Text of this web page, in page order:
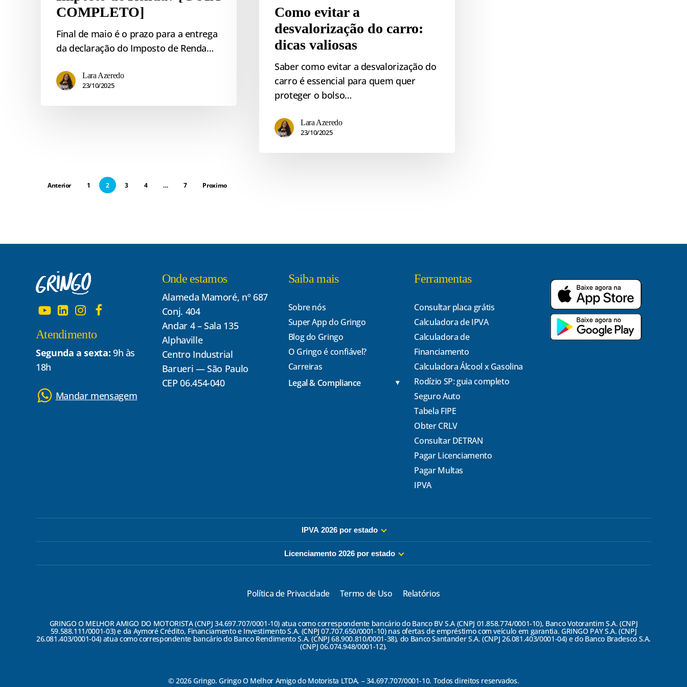
Como evitar a
desvalorização do carro:
dicas valiosas
Saber como evitar a desvalorização do
carro é essencial para quem quer
proteger o bolso…
Lara Azeredo
23/10/2025
COMPLETO]
Final de maio é o prazo para a entrega
da declaração do Imposto de Renda…
Lara Azeredo
23/10/2025
Anterior 1 2 3 4 … 7 Proximo
Atendimento
Segunda a sexta: 9h às
18h
Mandar mensagem
Onde estamos
Alameda Mamoré, nº 687
Conj. 404
Andar 4 – Sala 135
Alphaville
Centro Industrial
Barueri — São Paulo
CEP 06.454-040
Saiba mais
Sobre nós
Super App do Gringo
Blog do Gringo
O Gringo é confiável?
Carreiras
Legal & Compliance
Ferramentas
Consultar placa grátis
Calculadora de IPVA
Calculadora de
Financiamento
Calculadora Álcool x Gasolina
Rodízio SP: guia completo
Seguro Auto
Tabela FIPE
Obter CRLV
Consultar DETRAN
Pagar Licenciamento
Pagar Multas
IPVA
IPVA 2026 por estado
Licenciamento 2026 por estado
Política de Privacidade Termo de Uso Relatórios
GRINGO O MELHOR AMIGO DO MOTORISTA (CNPJ 34.697.707/0001-10) atua como correspondente bancário do Banco BV S.A (CNPJ 01.858.774/0001-10), Banco Votorantim S.A. (CNPJ
59.588.111/0001-03) e da Aymoré Crédito, Financiamento e Investimento S.A. (CNPJ 07.707.650/0001-10) nas ofertas de empréstimo com veículo em garantia. GRINGO PAY S.A. (CNPJ
26.081.403/0001-04) atua como correspondente bancário do Banco Rendimento S.A. (CNPJ 68.900.810/0001-38), do Banco Santander S.A. (CNPJ 26.081.403/0001-04) e do Banco Bradesco S.A.
(CNPJ 06.074.948/0001-12).
© 2026 Gringo. Gringo O Melhor Amigo do Motorista LTDA. – 34.697.707/0001-10. Todos direitos reservados.